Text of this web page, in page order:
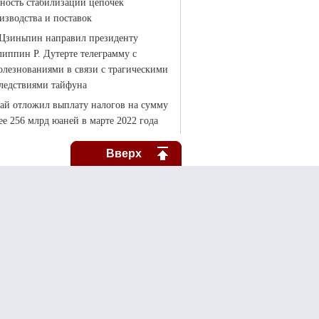
Вверх